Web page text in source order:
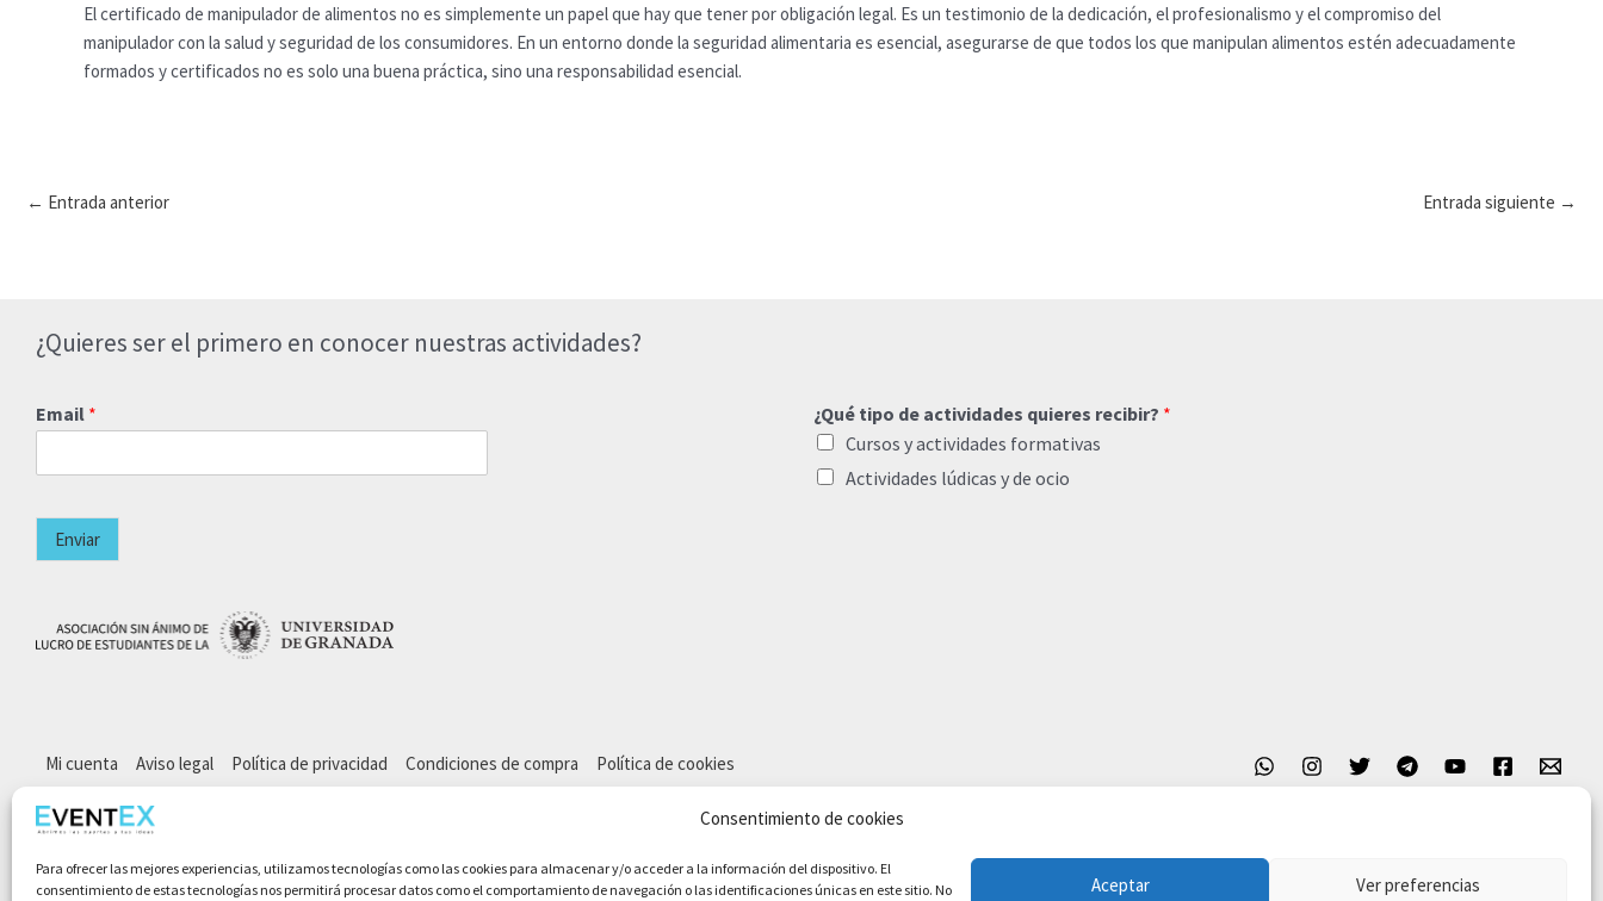
Consentimiento de cookies
Para ofrecer las mejores experiencias, utilizamos tecnologías como las cookies para almacenar y/o acceder a la información del dispositivo. El
consentimiento de estas tecnologías nos permitirá procesar datos como el comportamiento de navegación o las identificaciones únicas en este sitio. No
Aceptar Ver preferencias
El certificado de manipulador de alimentos no es simplemente un papel que hay que tener por obligación legal. Es un testimonio de la dedicación, el profesionalismo y el compromiso del
manipulador con la salud y seguridad de los consumidores. En un entorno donde la seguridad alimentaria es esencial, asegurarse de que todos los que manipulan alimentos estén adecuadamente
formados y certificados no es solo una buena práctica, sino una responsabilidad esencial.
Navegación
← Entrada anterior Entrada siguiente →
¿Quieres ser el primero en conocer nuestras actividades?
Email * ¿Qué tipo de actividades quieres recibir? *
Cursos y actividades formativas
Actividades lúdicas y de ocio
Enviar
Mi cuenta Aviso legal Política de privacidad Condiciones de compra Política de cookies